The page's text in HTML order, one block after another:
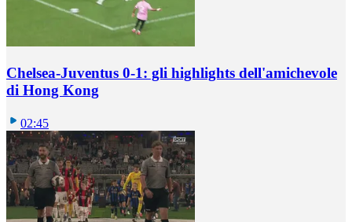
Chelsea-Juventus 0-1: gli highlights dell'amichevole
di Hong Kong
02:45